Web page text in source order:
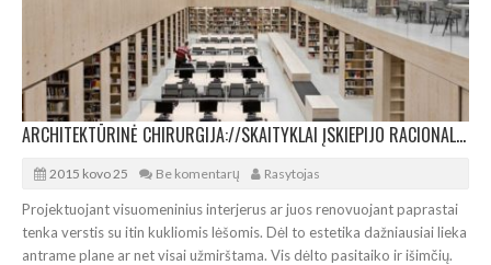
ARCHITEKTŪRINĖ CHIRURGIJA://SKAITYKLAI ĮSKIEPIJO RACIONALUMO IR ERDVĖS
2015 kovo 25 Be komentarų Rasytojas
Projektuojant visuomeninius interjerus ar juos renovuojant paprastai
tenka verstis su itin kukliomis lėšomis. Dėl to estetika dažniausiai lieka
antrame plane ar net visai užmirštama. Vis dėlto pasitaiko ir išimčių.